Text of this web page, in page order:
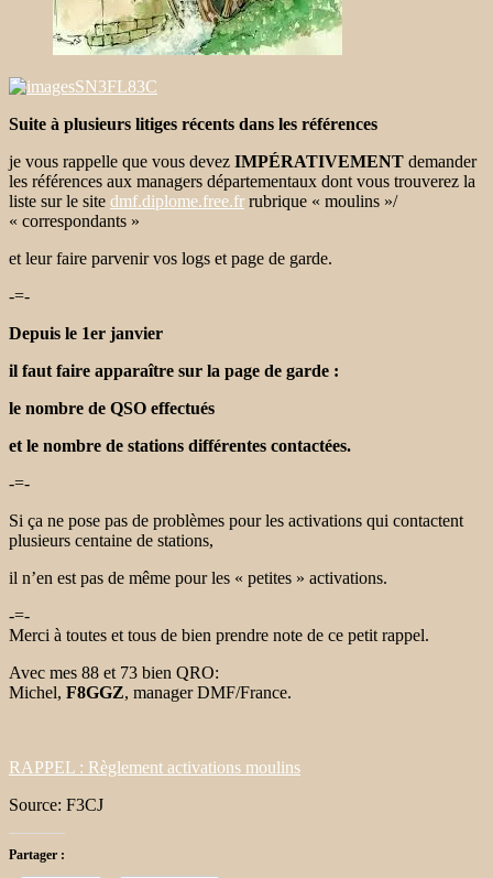
Suite à plusieurs litiges récents dans les références
je vous rappelle que vous devez IMPÉRATIVEMENT demander
les références aux managers départementaux dont vous trouverez la
liste sur le site dmf.diplome.free.fr rubrique « moulins »/
« correspondants »
et leur faire parvenir vos logs et page de garde.
-=-
Depuis le 1er janvier
il faut faire apparaître sur la page de garde :
le nombre de QSO effectués
et le nombre de stations différentes contactées.
-=-
Si ça ne pose pas de problèmes pour les activations qui contactent
plusieurs centaine de stations,
il n’en est pas de même pour les « petites » activations.
-=-
Merci à toutes et tous de bien prendre note de ce petit rappel.
Avec mes 88 et 73 bien QRO:
Michel, F8GGZ, manager DMF/France.
RAPPEL : Règlement activations moulins
Source: F3CJ
Partager :